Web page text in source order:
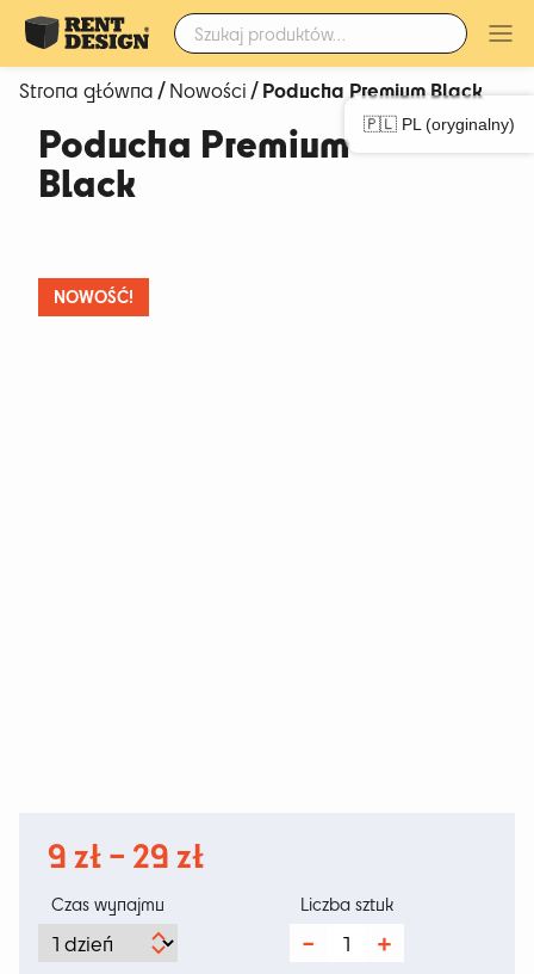
Szukaj:
🇵🇱 PL (oryginalny)
Strona główna/Nowości/ Poducha Premium Black
Poducha Premium
Black
NOWOŚĆ!
9 zł– 29 złZakres
Czas wynajmu
ilość
Liczba sztuk